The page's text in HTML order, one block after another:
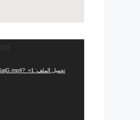
تحميل الملف: https://video.twimg.com/ext_tw_video/1469064027783454731/pu/vid/572x270/sGay8UbK7lK15ajG.mp4?_=1